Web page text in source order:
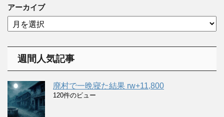
ゴ
リ
ー
アーカイブ
ア
ー
週間人気記事
廃村で一晩寝た結果 rw+11,800
120件のビュー